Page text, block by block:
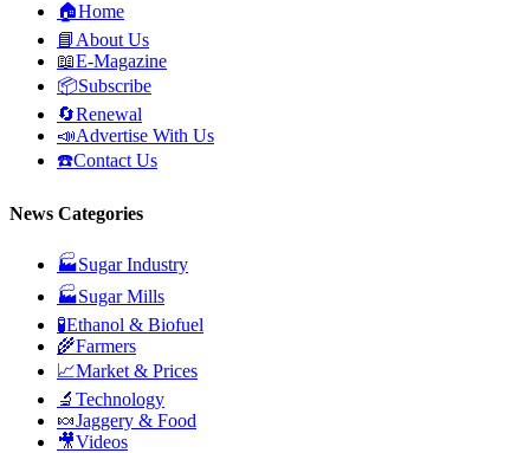
🏠Home
📘 About Us
📖E-Magazine
📦Subscribe
🔄Renewal
📣Advertise With Us
☎️Contact Us
News Categories
🏭Sugar Industry
🏭Sugar Mills
🧪Ethanol & Biofuel
🌾Farmers
📈Market & Prices
🔬 Technology
🍬Jaggery & Food
🎥Videos